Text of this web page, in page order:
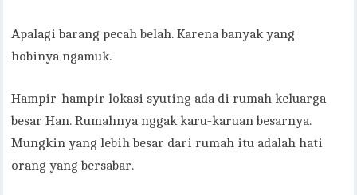
Apalagi barang pecah belah. Karena banyak yang
hobinya ngamuk.
Hampir-hampir lokasi syuting ada di rumah keluarga
besar Han. Rumahnya nggak karu-karuan besarnya.
Mungkin yang lebih besar dari rumah itu adalah hati
orang yang bersabar.